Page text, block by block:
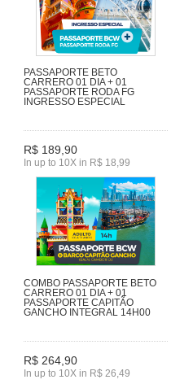
PASSAPORTE BETO
CARRERO 01 DIA + 01
PASSAPORTE RODA FG
INGRESSO ESPECIAL
R$ 189,90
In up to 10X in R$ 18,99
COMBO PASSAPORTE BETO
CARRERO 01 DIA + 01
PASSAPORTE CAPITÃO
GANCHO INTEGRAL 14H00
R$ 264,90
In up to 10X in R$ 26,49